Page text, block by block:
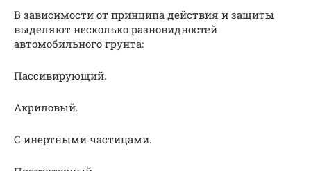
В зависимости от принципа действия и защиты
выделяют несколько разновидностей
автомобильного грунта:
Пассивирующий.
Акриловый.
С инертными частицами.